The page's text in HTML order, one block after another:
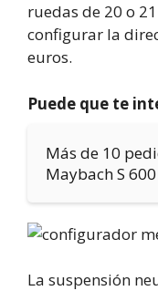
ruedas de 20 o
configurar la
euros.
Puede que te
Más de 10
Maybach S
La suspensión